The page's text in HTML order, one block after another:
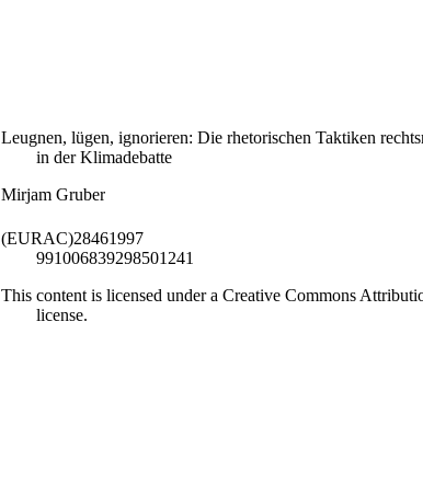
Leugnen, lügen, ignorieren: Die rhetorischen Taktiken
in der Klimadebatte
Mirjam Gruber
(EURAC)28461997
991006839298501241
This content is licensed under a Creative Commons
license.